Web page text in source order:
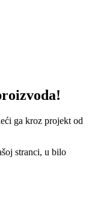
ga kroz projekt od
stranci, u bilo